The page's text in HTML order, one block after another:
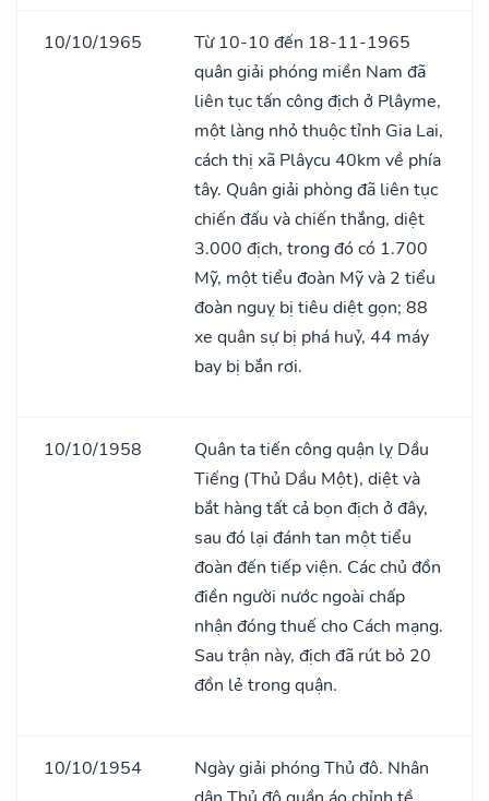
10/10/1965
Từ 10-10 đến 18-11-1965
quân giải phóng miền Nam đã
liên tục tấn công địch ở Plâyme,
một làng nhỏ thuộc tỉnh Gia Lai,
cách thị xã Plâycu 40km về phía
tây. Quân giải phòng đã liên tục
chiến đấu và chiến thắng, diệt
3.000 địch, trong đó có 1.700
Mỹ, một tiểu đoàn Mỹ và 2 tiểu
đoàn nguỵ bị tiêu diệt gọn; 88
xe quân sự bị phá huỷ, 44 máy
bay bị bắn rơi.
10/10/1958
Quân ta tiến công quận lỵ Dầu
Tiếng (Thủ Dầu Một), diệt và
bắt hàng tất cả bọn địch ở đây,
sau đó lại đánh tan một tiểu
đoàn đến tiếp viện. Các chủ đồn
điền người nước ngoài chấp
nhận đóng thuế cho Cách mạng.
Sau trận này, địch đã rút bỏ 20
đồn lẻ trong quận.
10/10/1954
Ngày giải phóng Thủ đô. Nhân